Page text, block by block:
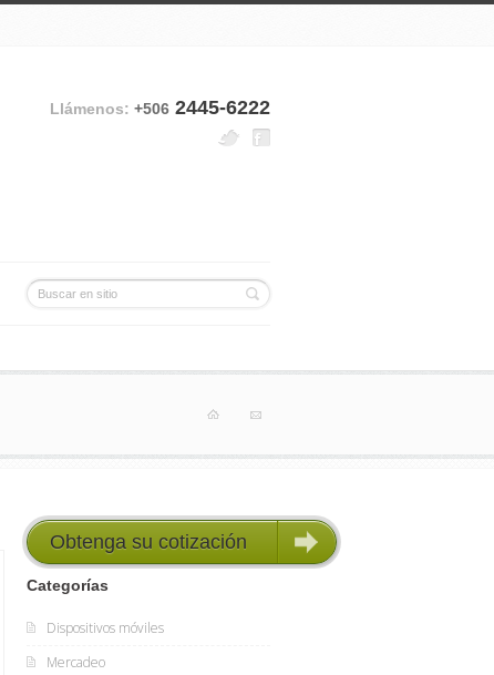
Llámenos: +506 2445-6222
Inicio
Obtenga su cotización GRATIS
Categorías
Dispositivos móviles
Mercadeo